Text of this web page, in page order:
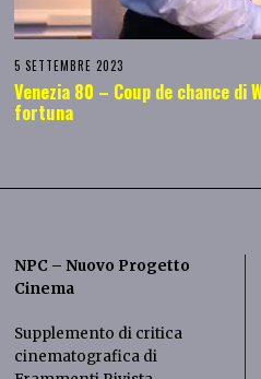
5 SETTEMBRE 2023
Venezia 80 – Coup de chance di
fortuna
NPC – Nuovo Progetto
Cinema
Supplemento di critica
cinematografica di